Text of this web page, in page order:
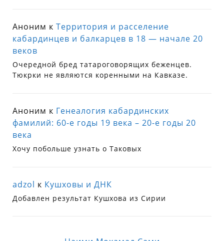
Аноним кТерритория и расселение
кабардинцев и балкарцев в 18 — начале 20
веков
Очередной бред татароговорящих беженцев.
Тюкрки не являются коренными на Кавказе.
Аноним к Генеалогия кабардинских
фамилий: 60-е годы 19 века – 20-е годы 20
века
Хочу побольше узнать о Таковых
adzol к Кушховы и ДНК
Добавлен результат Кушхова из Сирии